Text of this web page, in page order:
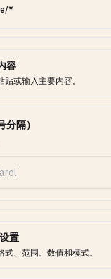
*
容
贴或输入主要内容。
分隔）
置
式、范围、数值和模式。